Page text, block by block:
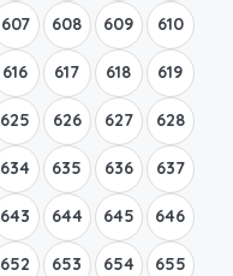
607 608 609 610
616 617 618 619
625 626 627 628
634 635 636 637
643 644 645 646
652 653 654 655